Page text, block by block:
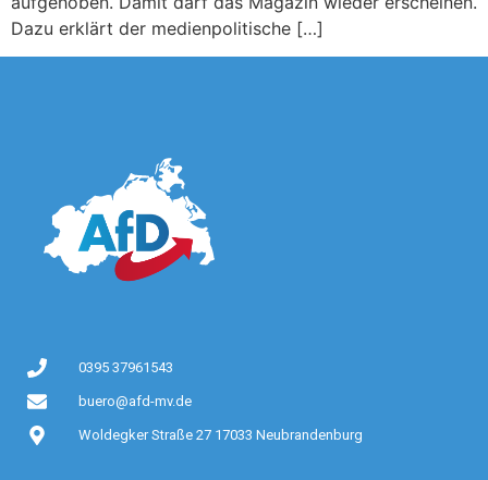
Dazu erklärt der medienpolitische […]
0395 37961543
buero@afd-mv.de
Woldegker Straße 27 17033 Neubrandenburg